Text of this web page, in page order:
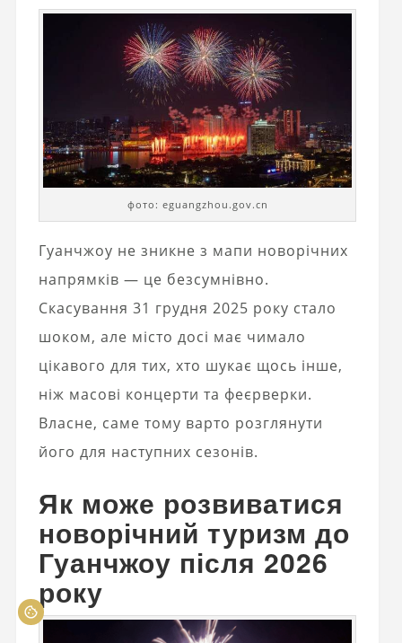
фото: eguangzhou.gov.cn
Гуанчжоу не зникне з мапи новорічних
напрямків — це безсумнівно.
Скасування 31 грудня 2025 року стало
шоком, але місто досі має чимало
цікавого для тих, хто шукає щось інше,
ніж масові концерти та феєрверки.
Власне, саме тому варто розглянути
його для наступних сезонів.
Як може розвиватися
новорічний туризм до
Гуанчжоу після 2026
року